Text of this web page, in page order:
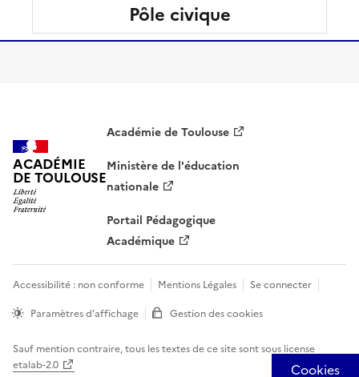
Pôle civique
ACADÉMIE
DE TOULOUSE
Académie de Toulouse
Ministère de l'éducation
nationale
Portail Pédagogique
Académique
Accessibilité : non conforme Mentions Légales
Se connecter
Paramètres d'affichage
Gestion des cookies
Sauf mention contraire, tous les textes de ce site sont sous license
etalab-2.0